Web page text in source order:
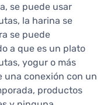
se puede usar
la harina se
se puede
a que es un plato
yogur o más
una conexión con un
productos